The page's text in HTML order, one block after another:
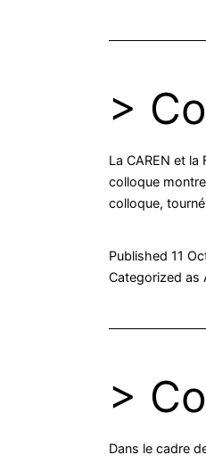
>
La CAREN et
colloque
colloque,
Published 11
Categorized as
>
Dans le cadre